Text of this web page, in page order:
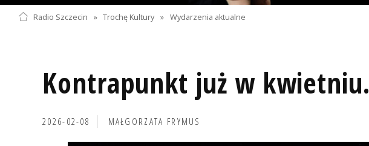
Radio Szczecin » Trochę Kultury » Wydarzenia aktualne
Kontrapunkt już w kwietniu.
2026-02-08 MAŁGORZATA FRYMUS